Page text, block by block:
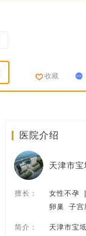
收藏
医院介绍
天津市
擅长：
女性不孕
卵巢  子
简介：
天津市宝